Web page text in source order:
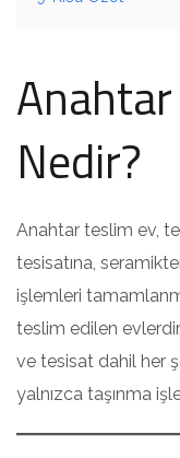
Nedir?
Anahtar teslim ev,
tesisatına,
işlemleri
teslim edilen
ve tesisat dahil her
yalnızca taşınma